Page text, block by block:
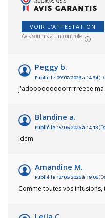
VOIR L'ATTESTATION
Avis soumis à un contrôle
Peggy b.
Publié le 09/07/2026 à 14:34
j'adooooooooorrrrreeee ma
Blandine a.
Publié le 15/06/2026 à 14:18
Idem
Amandine M.
Publié le 13/06/2026 à 19:06
Comme toutes vos infusions,